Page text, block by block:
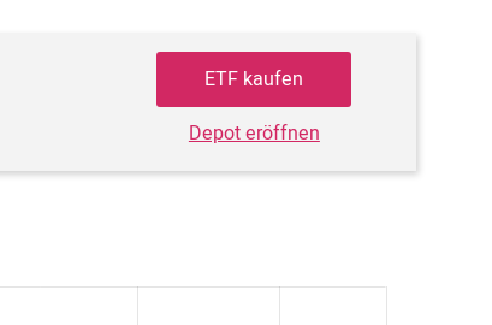
ETF kaufen
Depot eröffnen